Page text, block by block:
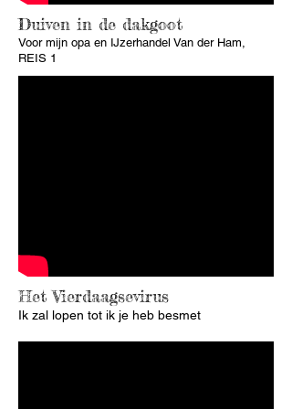
Duiven in de dakgoot
Voor mijn opa en IJzerhandel Van der Ham,
REIS 1
Het Vierdaagsevirus
Ik zal lopen tot ik je heb besmet